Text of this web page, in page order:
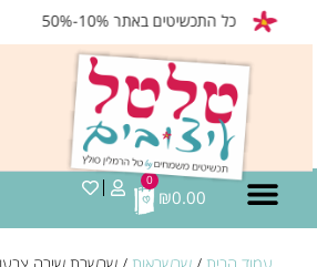
כל התכשיטים באתר 10%-50%
₪0.00
0